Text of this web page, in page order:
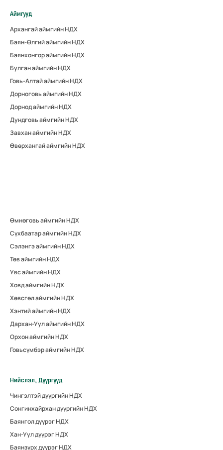
Аймгууд
Архангай аймгийн НДХ
Баян-Өлгий аймгийн НДХ
Баянхонгор аймгийн НДХ
Булган аймгийн НДХ
Говь-Алтай аймгийн НДХ
Дорноговь аймгийн НДХ
Дорнод аймгийн НДХ
Дундговь аймгийн НДХ
Завхан аймгийн НДХ
Өвөрхангай аймгийн НДХ
Өмнөговь аймгийн НДХ
Сүхбаатар аймгийн НДХ
Сэлэнгэ аймгийн НДХ
Төв аймгийн НДХ
Увс аймгийн НДХ
Ховд аймгийн НДХ
Хөвсгөл аймгийн НДХ
Хэнтий аймгийн НДХ
Дархан-Уул аймгийн НДХ
Орхон аймгийн НДХ
Говьсүмбэр аймгийн НДХ
Нийслэл, Дүүргүүд
Чингэлтэй дүүргийн НДХ
Сонгинхайрхан дүүргийн НДХ
Баянгол дүүрэг НДХ
Хан-Уул дүүрэг НДХ
Баянзүрх дүүрэг НДХ